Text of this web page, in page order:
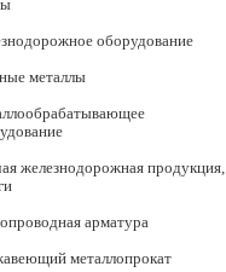
оборудование
металлы
железнодорожная продукция,
арматура
металлопрокат